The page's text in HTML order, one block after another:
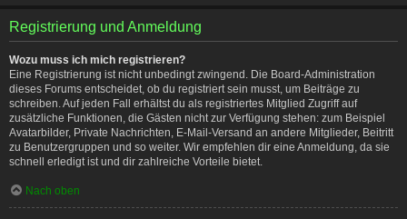
Registrierung und Anmeldung
Wozu muss ich mich registrieren?
Eine Registrierung ist nicht unbedingt zwingend. Die Board-Administration
dieses Forums entscheidet, ob du registriert sein musst, um Beiträge zu
schreiben. Auf jeden Fall erhältst du als registriertes Mitglied Zugriff auf
zusätzliche Funktionen, die Gästen nicht zur Verfügung stehen: zum Beispiel
Avatarbilder, Private Nachrichten, E-Mail-Versand an andere Mitglieder, Beitritt
zu Benutzergruppen und so weiter. Wir empfehlen dir eine Anmeldung, da sie
schnell erledigt ist und dir zahlreiche Vorteile bietet.
Nach oben